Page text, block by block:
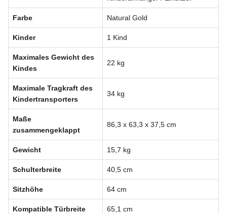
Farbe Natural Gold
Kinder 1 Kind
Maximales Gewicht des
Kindes
22 kg
Maximale Tragkraft des
Kindertransporters
34 kg
Maße
zusammengeklappt
86,3 x 63,3 x 37,5 cm
Gewicht 15,7 kg
Schulterbreite 40,5 cm
Sitzhöhe 64 cm
Kompatible Türbreite 65,1 cm